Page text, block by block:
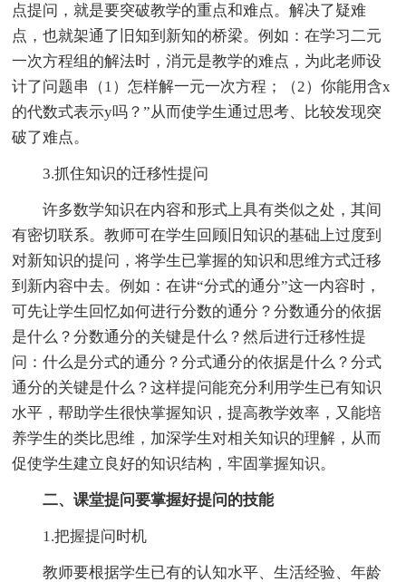
点提问，就是要突破教学的重点和难点。解决了疑难
点，也就架通了旧知到新知的桥梁。例如：在学习二元
一次方程组的解法时，消元是教学的难点，为此老师设
计了问题串（1）怎样解一元一次方程；（2）你能用含x
的代数式表示y吗？”从而使学生通过思考、比较发现突
破了难点。
3.抓住知识的迁移性提问
许多数学知识在内容和形式上具有类似之处，其间
有密切联系。教师可在学生回顾旧知识的基础上过度到
对新知识的提问，将学生已掌握的知识和思维方式迁移
到新内容中去。例如：在讲“分式的通分”这一内容时，
可先让学生回忆如何进行分数的通分？分数通分的依据
是什么？分数通分的关键是什么？然后进行迁移性提
问：什么是分式的通分？分式通分的依据是什么？分式
通分的关键是什么？这样提问能充分利用学生已有知识
水平，帮助学生很快掌握知识，提高教学效率，又能培
养学生的类比思维，加深学生对相关知识的理解，从而
促使学生建立良好的知识结构，牢固掌握知识。
二、课堂提问要掌握好提问的技能
1.把握提问时机
教师要根据学生已有的认知水平、生活经验、年龄